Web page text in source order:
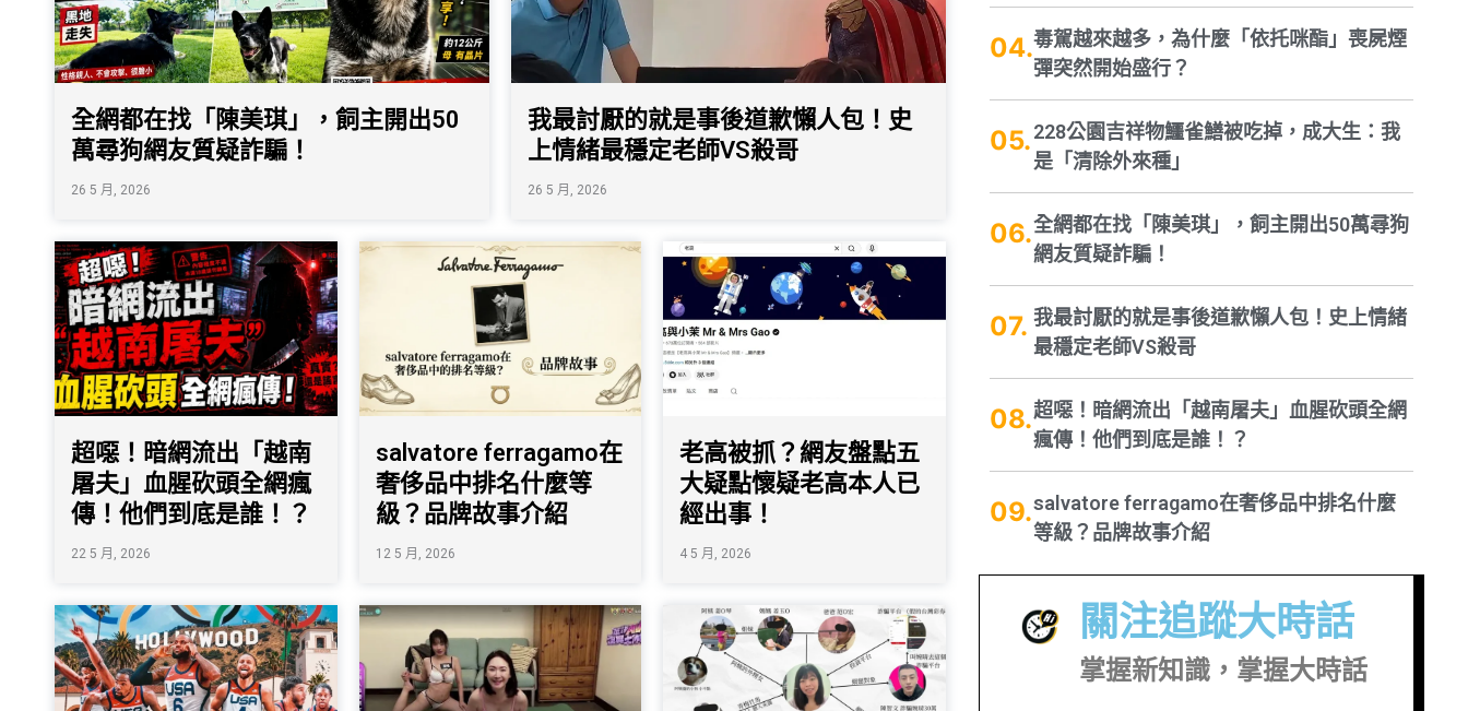
全網都在找「陳美琪」，飼主開出50
萬尋狗網友質疑詐騙！
26 5 月, 2026
我最討厭的就是事後道歉懶人包！史
上情緒最穩定老師VS殺哥
26 5 月, 2026
超噁！暗網流出「越南
屠夫」血腥砍頭全網瘋
傳！他們到底是誰！？
22 5 月, 2026
salvatore ferragamo在
奢侈品中排名什麼等
級？品牌故事介紹
12 5 月, 2026
老高被抓？網友盤點五
大疑點懷疑老高本人已
經出事！
4 5 月, 2026
毒駕越來越多，為什麼「依托咪酯」喪屍煙
彈突然開始盛行？
228公園吉祥物鱷雀鱔被吃掉，成大生：我
是「清除外來種」
全網都在找「陳美琪」，飼主開出50萬尋狗
網友質疑詐騙！
我最討厭的就是事後道歉懶人包！史上情緒
最穩定老師VS殺哥
超噁！暗網流出「越南屠夫」血腥砍頭全網
瘋傳！他們到底是誰！？
salvatore ferragamo在奢侈品中排名什麼
等級？品牌故事介紹
關注追蹤大時話
掌握新知識，掌握大時話